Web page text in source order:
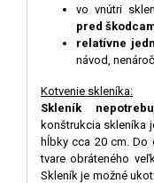
vo vnútri
pred
relatívne
návod,
Kotvenie skleníka:
Skleník
konštrukcia skleníka
hĺbky cca 20 cm. Do
tvare obráteného
Skleník je možné